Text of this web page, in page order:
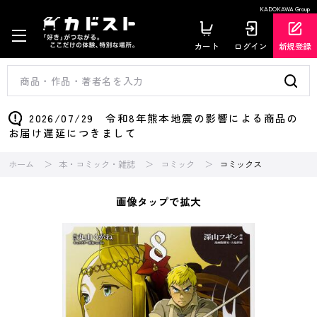
KADOKAWA Group
カート ログイン 新規登録
2026/07/29 令和8年熊本地震の影響による商品の
お届け遅延につきまして
ホーム 本・コミック・雑誌 コミック コミックス
画像タップで拡大